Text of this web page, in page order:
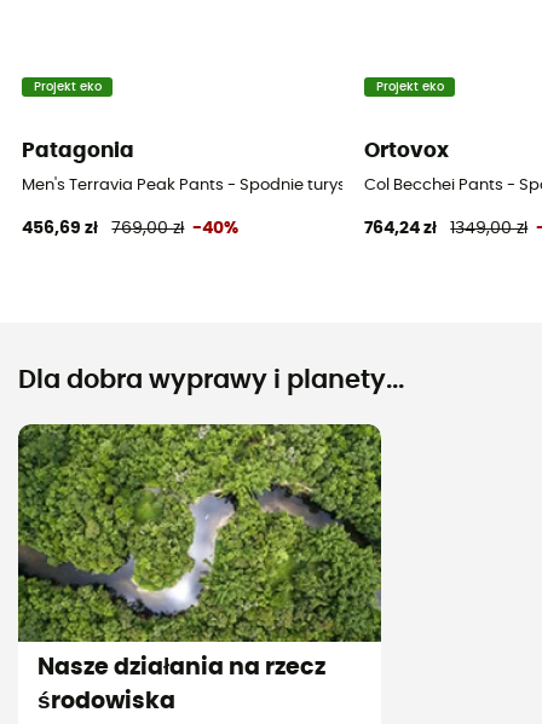
Projekt eko
Patagonia
Men's Terravia Peak Pants - Spodnie turystyczne męskie
456,69 zł 769,00 zł -40%
Projekt eko
Ortovox
Col Becchei Pants -
764,24 zł 1349,00 zł
Dla dobra wyprawy i planety...
Nasze działania na rzecz
środowiska